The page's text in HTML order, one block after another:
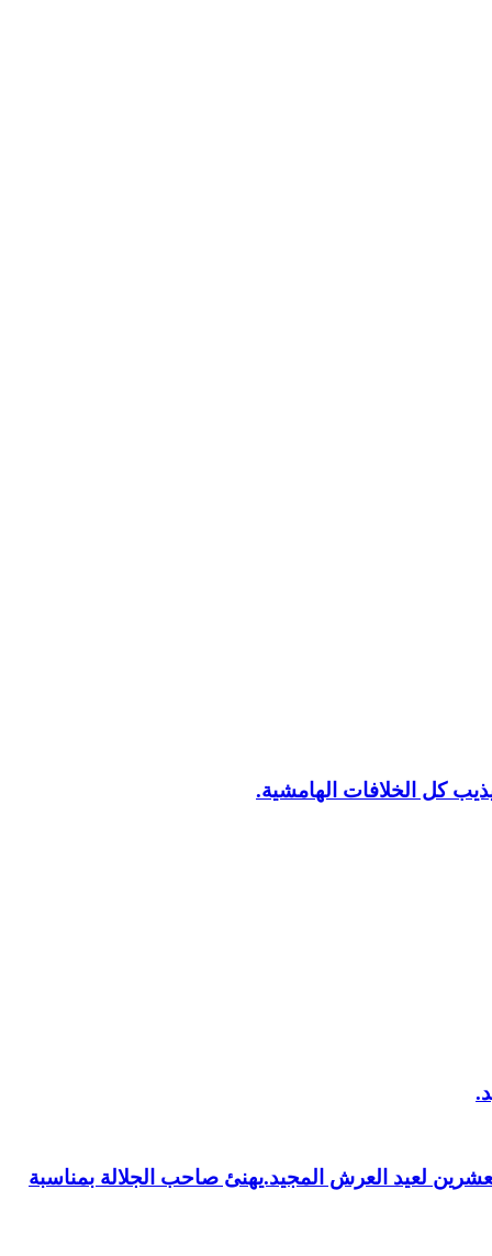
كل الخلافات الهامشية.
لعيد العرش المجيد.يهنئ صاحب الجلالة بمناسبة